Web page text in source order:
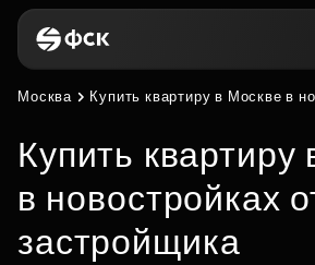
Москва Купить квартиру в Москве в
Купить квартиру
в новостройках
застройщика